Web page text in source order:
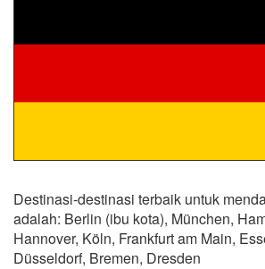
Destinasi-destinasi terbaik untuk
adalah: Berlin (ibu kota), München,
Hannover, Köln, Frankfurt am Main,
Düsseldorf, Bremen, Dresden